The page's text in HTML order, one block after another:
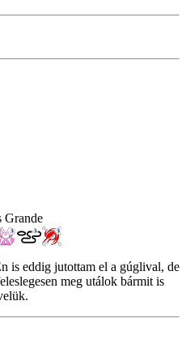
Grande
is eddig jutottam el a gúglival, de
meg utálok bármit is